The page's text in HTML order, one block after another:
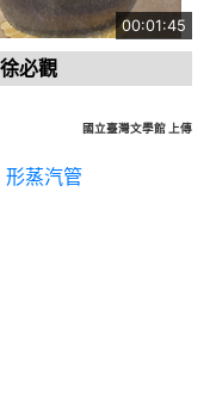
00:01:45
必觀
國立臺灣文學館 上傳